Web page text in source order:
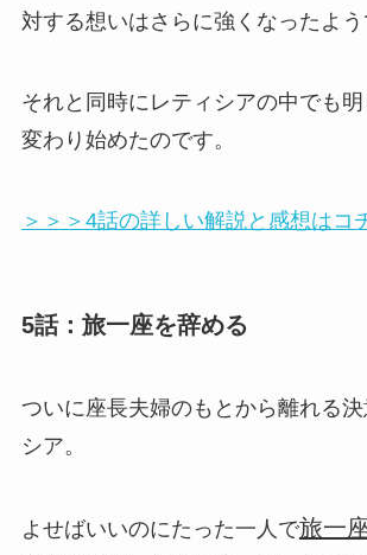
対する想いはさらに強くなったよう
それと同時にレティシアの中でも
変わり始めたのです。
＞＞＞4話の詳しい解説と感想はコ
5話：旅一座を辞める
ついに座長夫婦のもとから離れる
シア。
よせばいいのにたった一人で旅一